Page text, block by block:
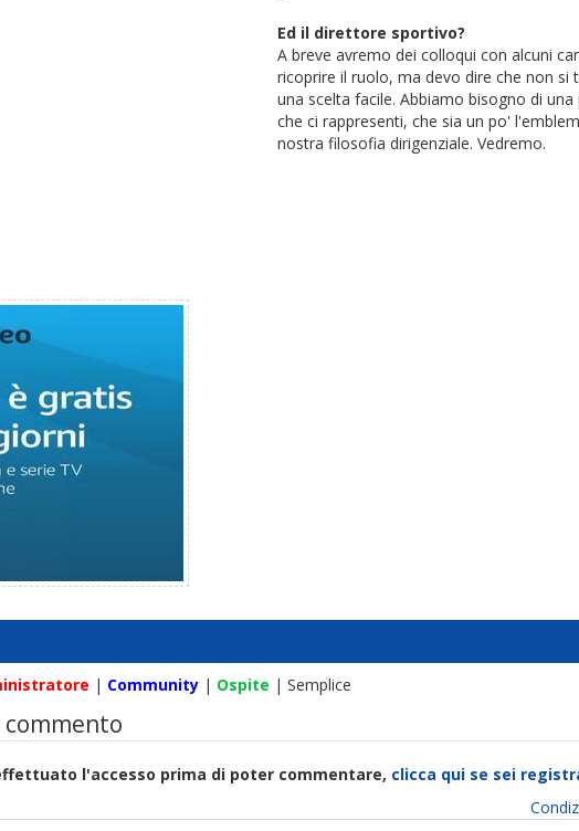
Ed il direttore sportivo?
A breve avremo dei colloqui con alcuni
ricoprire il ruolo, ma devo dire che non si
una scelta facile. Abbiamo bisogno di una
che ci rappresenti, che sia un po'
nostra filosofia dirigenziale. Vedremo.
| Community | Ospite | Semplice
l'accesso prima di poter commentare, clicca qui se sei